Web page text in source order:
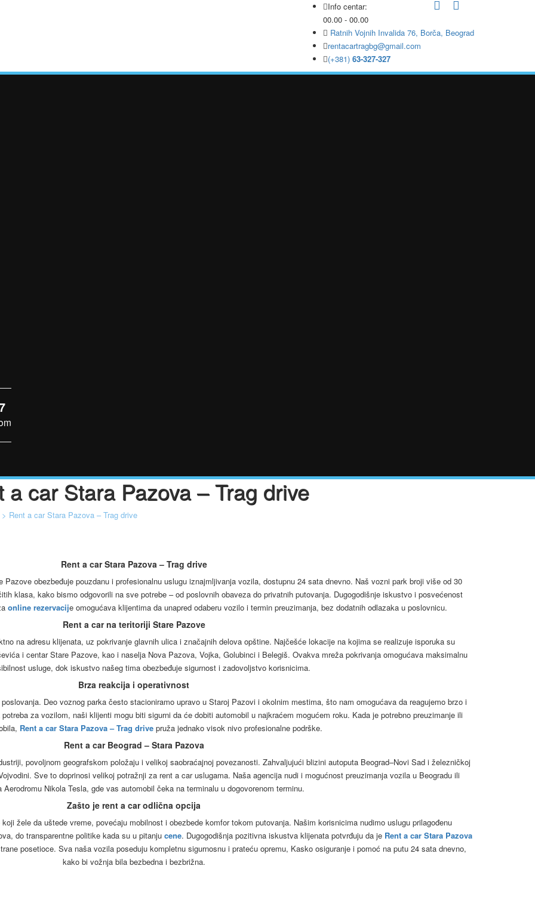
Info centar:
00.00 - 00.00
Ratnih Vojnih Invalida 76, Borča, Beograd
rentacartragbg@gmail.com
(+381) 63-327-327
a car Stara Pazova – Trag drive
> Rent a car Stara Pazova – Trag drive
Rent a car Stara Pazova – Trag drive
obezbeđuje pouzdanu i profesionalnu uslugu iznajmljivanja vozila, dostupnu 24 sata dnevno. Naš vozni park broji više od 30
klasa, kako bismo odgovorili na sve potrebe – od poslovnih obaveza do privatnih putovanja. Dugogodišnje iskustvo i posvećenost
online rezervacije omogućava klijentima da unapred odaberu vozilo i termin preuzimanja, bez dodatnih odlazaka u poslovnicu.
Rent a car na teritoriji Stare Pazove
na adresu klijenata, uz pokrivanje glavnih ulica i značajnih delova opštine. Najčešće lokacije na kojima se realizuje isporuka su
i centar Stare Pazove, kao i naselja Nova Pazova, Vojka, Golubinci i Belegiš. Ovakva mreža pokrivanja omogućava maksimalnu
usluge, dok iskustvo našeg tima obezbeđuje sigurnost i zadovoljstvo korisnicima.
Brza reakcija i operativnost
Deo voznog parka često stacioniramo upravo u Staroj Pazovi i okolnim mestima, što nam omogućava da reagujemo brzo i
za vozilom, naši klijenti mogu biti sigurni da će dobiti automobil u najkraćem mogućem roku. Kada je potrebno preuzimanje ili
Rent a car Stara Pazova – Trag drivepruža jednako visok nivo profesionalne podrške.
Rent a car Beograd – Stara Pazova
povoljnom geografskom položaju i velikoj saobraćajnoj povezanosti. Zahvaljujući blizini autoputa Beograd–Novi Sad i železničkoj
Sve to doprinosi velikoj potražnji za rent a car uslugama. Naša agencija nudi i mogućnost preuzimanja vozila u Beogradu ili
Aerodromu Nikola Tesla, gde vas automobil čeka na terminalu u dogovorenom terminu.
Zašto je rent a car odlična opcija
žele da uštede vreme, povećaju mobilnost i obezbede komfor tokom putovanja. Našim korisnicima nudimo uslugu prilagođenu
do transparentne politike kada su u pitanju cene. Dugogodišnja pozitivna iskustva klijenata potvrđuju da je Rent a car Stara Pazova
posetioce. Sva naša vozila poseduju kompletnu sigurnosnu i prateću opremu, Kasko osiguranje i pomoć na putu 24 sata dnevno,
kako bi vožnja bila bezbedna i bezbrižna.